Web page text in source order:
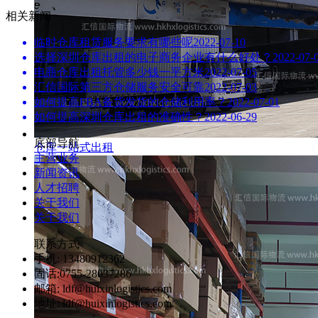
仓库一站式出租
相关新闻
临时仓库租赁服务要求有哪些呢2022-07-10
选择深圳仓库出租的电子商务企业有什么好处？ 2022-07-
电商仓库出租托管多少钱一平方米2022-07-05
汇信国际第三方仓储服务安全可靠2022-07-03
如何提高FBA备货发货的仓储利用率？2022-07-01
如何提高深圳仓库出租的准确性？2022-06-29
底部导航
主营业务
新闻资讯
人才招聘
关于我们
关于我们
联系方式
手机: 13480912362
固话:0755-28037286
邮箱: ldf@huixinlogistics.com
地址: ldf@huixinlogistics.com